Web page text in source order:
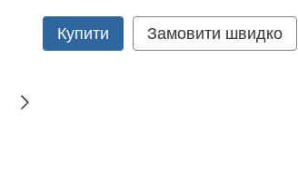
Купити Замовити швидко